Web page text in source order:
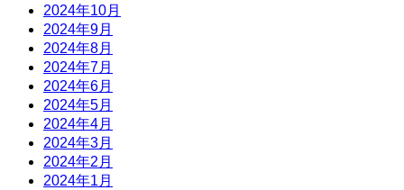
2024年10月
2024年9月
2024年8月
2024年7月
2024年6月
2024年5月
2024年4月
2024年3月
2024年2月
2024年1月